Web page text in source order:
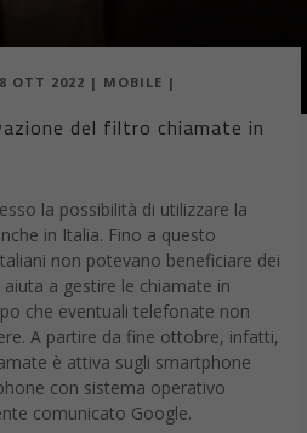
OTT 2022 | MOBILE |
del filtro chiamate in
la possibilità di utilizzare la
in Italia. Fino a questo
non potevano beneficiare dei
a gestire le chiamate in
che eventuali telefonate non
A partire da fine ottobre, infatti,
è attiva sugli smartphone
con sistema operativo
comunicato Google.